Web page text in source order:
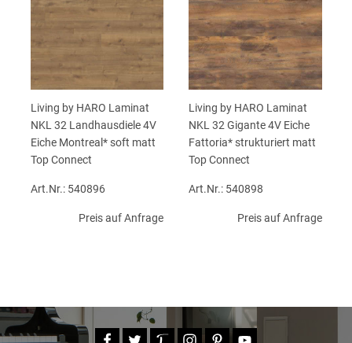
Living by HARO Laminat
NKL 32 Landhausdiele 4V
Eiche Montreal* soft matt
Top Connect
Art.Nr.: 540896
Preis auf Anfrage
Living by HARO Laminat
NKL 32 Gigante 4V Eiche
Fattoria* strukturiert matt
Top Connect
Art.Nr.: 540898
Preis auf Anfrage